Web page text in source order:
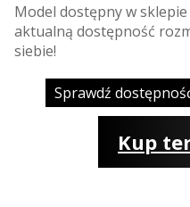
Model dostępny w sklepie
aktualną dostępność
siebie!
Sprawdź
Kup